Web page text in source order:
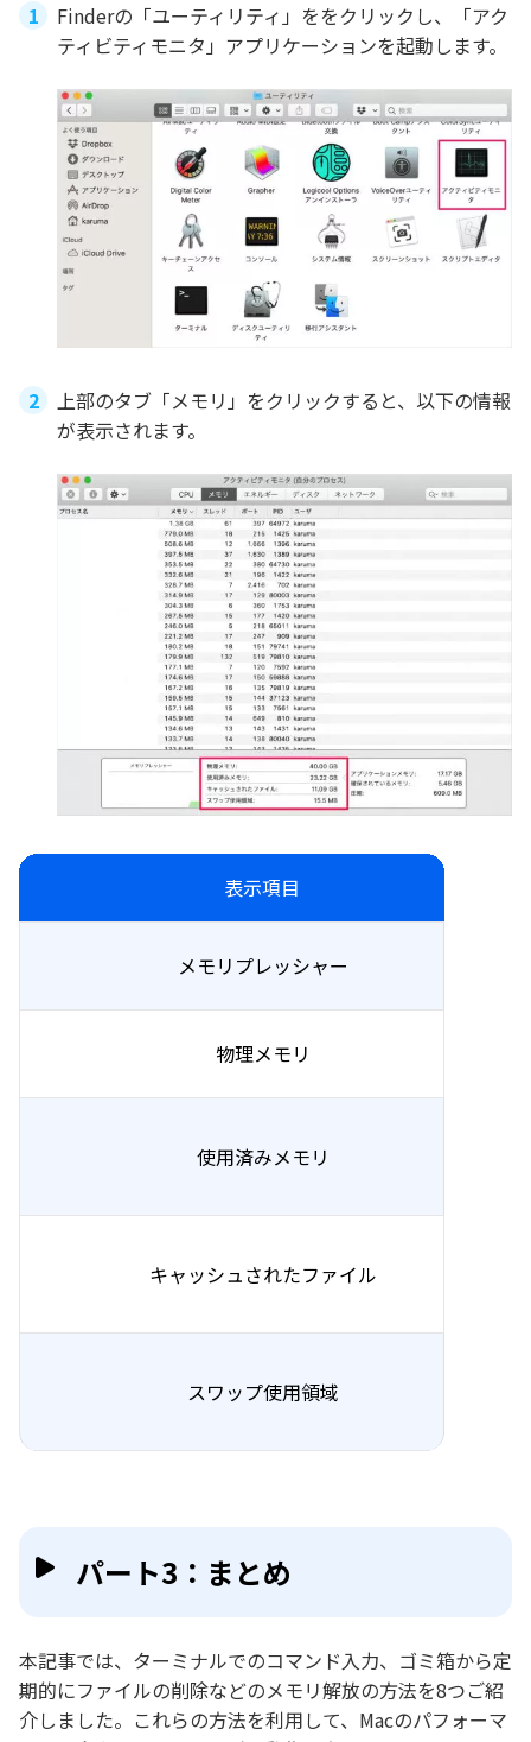
Finderの「ユーティリティ」ををクリックし、「アク
ティビティモニタ」アプリケーションを起動します。
上部のタブ「メモリ」をクリックすると、以下の情報
が表示されます。
表示項目
メモリプレッシャー
物理メモリ
使用済みメモリ
キャッシュされたファイル
スワップ使用領域
パート3：まとめ
本記事では、ターミナルでのコマンド入力、ゴミ箱から定
期的にファイルの削除などのメモリ解放の方法を8つご紹
介しました。これらの方法を利用して、Macのパフォーマ